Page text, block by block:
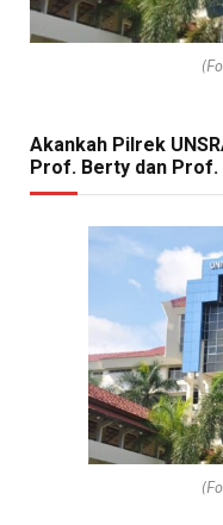
Akankah Pilrek
Prof. Berty dan Prof.